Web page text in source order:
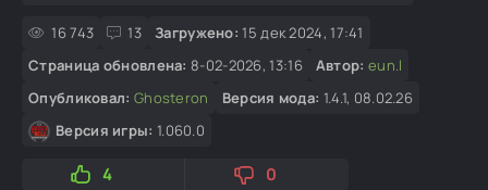
16 743 13 Загружено: 15 дек 2024, 17:41
Страница обновлена: 8-02-2026, 13:16 Автор: eun.l
Опубликовал: Ghosteron Версия мода: 1.4.1, 08.02.26
Версия игры: 1.060.0
4
0